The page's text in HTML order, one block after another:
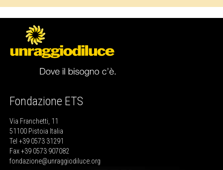
Fondazione ETS
Via Franchetti, 11
51100 Pistoia Italia
Tel +39 0573 31291
Fax +39 0573 907082
fondazione@unraggiodiluce.org